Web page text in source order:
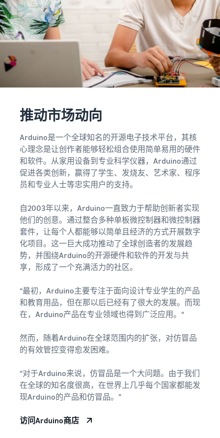
新
卖
家
指
亚马逊卖家服务一览
介绍从亚马逊的特点到销售
新卖家指南
如何在第一年将销售额提高
约6倍
新卖家入门大礼包
最高返还 787.5 万日元
亚马逊品牌注册
（Brand Registry）
帮助保护和建设您的品牌
亚马逊物流（FBA）
代表您进行配送、退货和客
户服务
新卖
家入
门大
礼包
利用这
些权
优惠的
费
用
估
算
比较亚马逊物流和自行配送
的费用
亚马逊物流库存费用
估算
亚马逊物流库存存储和运费
模拟
费用
报价
器
入要销
售商品
的详细
配送费
用，即
同配送
方式的
成本。
多渠道配送 (MFC)
来自我们的 EC 和其他商场
的订单也通过亚马逊物流配
送
亚马逊物流库存管理
灵活运用工具以优化库存水
亚马逊全球物流
为您提供中日海运服务
促
进
销
售
品牌援助计划（亚马
逊品牌注册）
使用品牌工具支持持续的销
售增长
向企业销售商品（亚
扩大面向企业买家的销售
海外销售（跨境EC）
售商品
通过赞助广告提高知名度和
购买量
限时优惠
卖家平台（销售管理
工具）
一款从销售、定价到订单管
理进行商品管理和销售的工
具
亚马逊卖家应用程序
销售和管理订单
品牌建设工具
帮助保护和建设您的品牌
销
援
助
计
划
和
权
益
品牌援助计划（亚马
逊品牌注册）
使用品牌工具支持持续的销
新卖家入门大礼包
亚马逊物流新选品优
惠
优惠和折扣
料
资料获取
我们提供了一本指导手册来
帮助您开始销售
一项可帮助您取得业务成功
销售案例
介绍亚马逊卖家的成功案例
商品注册手册
逐步解释商品注册程序
有
关
EC
的
用
信
息
什么是EC（电子商
务）？
解释 EC 的基础知识和结构
关于线上销售
介绍线上销售的基本步骤
如何开网店？
介绍创建网店的技巧和窍门
中
文
登
录
册
推动市场动向
Arduino是一个全球知名的开源电子技术平台，其核
心理念是让创作者能够轻松组合使用简单易用的硬件
和软件。从家用设备到专业科学仪器，Arduino通过
促进各类创新，赢得了学生、发烧友、艺术家、程序
员和专业人士等忠实用户的支持。
自2003年以来，Arduino一直致力于帮助创新者实现
他们的创意。通过整合多种单板微控制器和微控制器
套件，让每个人都能够以简单且经济的方式开展数字
化项目。这一巨大成功推动了全球创造者的发展趋
势，并围绕Arduino的开源硬件和软件的开发与共
享，形成了一个充满活力的社区。
“最初，Arduino主要专注于面向设计专业学生的产品
和教育用品，但在那以后已经有了很大的发展。而现
在，Arduino产品在专业领域也得到广泛应用。“
然而，随着Arduino在全球范围内的扩张，对仿冒品
的有效管控变得愈发困难。
“对于Arduino来说，仿冒品是一个大问题。由于我们
在全球的知名度很高，在世界上几乎每个国家都能发
现Arduino的产品和仿冒品。”
访问Arduino商店